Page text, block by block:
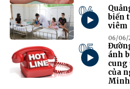
04
biến
viêm
06/06/
05
ánh
cung
của
Minh